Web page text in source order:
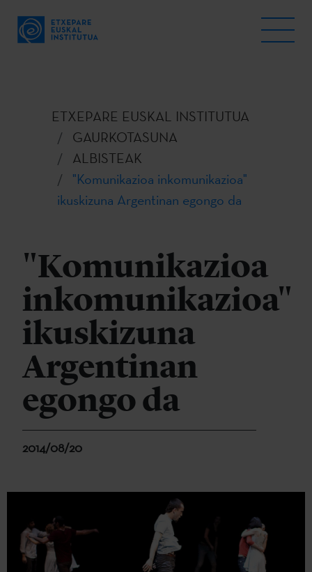
ETXEPARE EUSKAL INSTITUTUA
GAURKOTASUNA
ALBISTEAK
"Komunikazioa inkomunikazioa"
ikuskizuna Argentinan egongo da
"Komunikazioa
inkomunikazioa"
ikuskizuna
Argentinan
egongo da
2014/08/20